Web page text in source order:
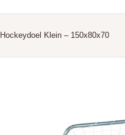
Hockeydoel Klein – 150x80x70